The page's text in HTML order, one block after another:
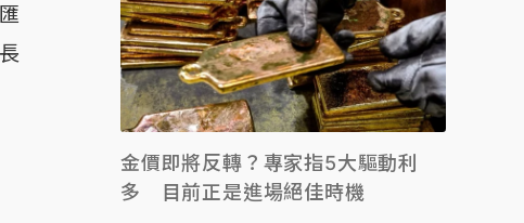
金價即將反轉？專家指5大驅動利
多 目前正是進場絕佳時機